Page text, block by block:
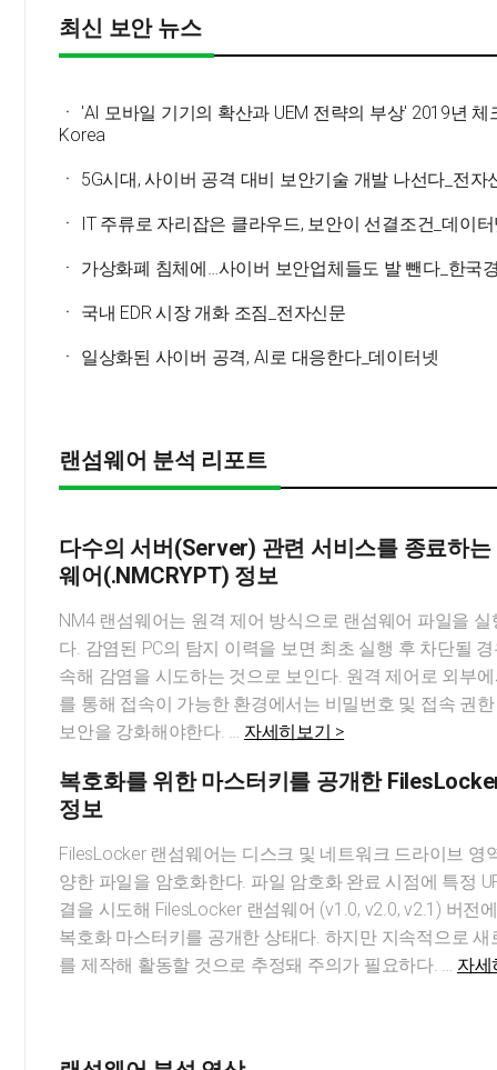
최신 보안 뉴스
ㆍ 'AI 모바일 기기의 확산과 UEM 전략의 부상' 2019년 체
Korea
ㆍ 5G시대, 사이버 공격 대비 보안기술 개발 나선다_전자
ㆍ IT 주류로 자리잡은 클라우드, 보안이 선결조건_데이
ㆍ 가상화폐 침체에…사이버 보안업체들도 발 뺀다_한국
ㆍ 국내 EDR 시장 개화 조짐_전자신문
ㆍ 일상화된 사이버 공격, AI로 대응한다_데이터넷
랜섬웨어 분석 리포트
다수의 서버(Server) 관련 서비스를 종료하는
웨어(.NMCRYPT) 정보
NM4 랜섬웨어는 원격 제어 방식으로 랜섬웨어 파일을
다. 감염된 PC의 탐지 이력을 보면 최초 실행 후 차단될
속해 감염을 시도하는 것으로 보인다. 원격 제어로 외부
를 통해 접속이 가능한 환경에서는 비밀번호 및 접속 권
보안을 강화해야한다. … 자세히보기 >
복호화를 위한 마스터키를 공개한
정보
FilesLocker 랜섬웨어는 디스크 및 네트워크 드라이브 영
양한 파일을 암호화한다. 파일 암호화 완료 시점에 특정
결을 시도해 FilesLocker 랜섬웨어 (v1.0, v2.0, v2.1) 버전
복호화 마스터키를 공개한 상태다. 하지만 지속적으로 새
를 제작해 활동할 것으로 추정돼 주의가 필요하다. … 자세